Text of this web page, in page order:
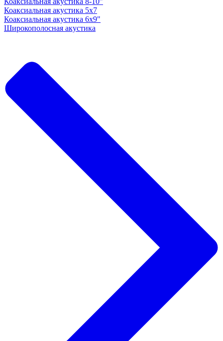
Коаксиальная акустика 5x7
Коаксиальная акустика 6х9"
Широкополосная акустика